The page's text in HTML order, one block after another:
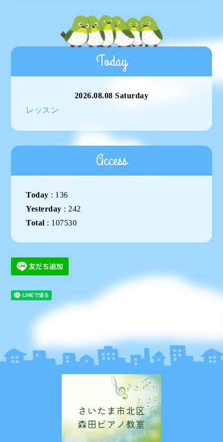
Today
2026.08.08 Saturday
レッスン
Access
Today : 136
Yesterday : 242
Total : 107530